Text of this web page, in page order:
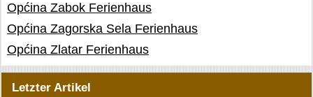
Općina Zabok Ferienhaus
Općina Zagorska Sela Ferienhaus
Općina Zlatar Ferienhaus
Letzter Artikel